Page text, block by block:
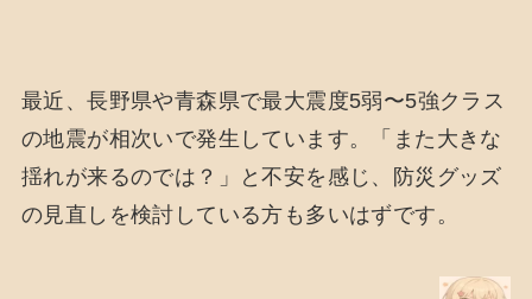
最近、長野県や青森県で最大震度5弱〜5強クラス
の地震が相次いで発生しています。「また大きな
揺れが来るのでは？」と不安を感じ、防災グッズ
の見直しを検討している方も多いはずです。